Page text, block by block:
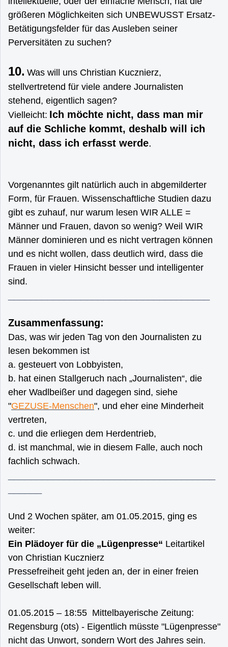
größeren Möglichkeiten sich UNBEWUSST Ersatz-
Betätigungsfelder für das Ausleben seiner
Perversitäten zu suchen?
10. Was will uns Christian Kucznierz,
stellvertretend für viele andere Journalisten
stehend, eigentlich sagen?
Vielleicht: Ich möchte nicht, dass man mir
auf die Schliche kommt, deshalb will ich
nicht, dass ich erfasst werde.
Vorgenanntes gilt natürlich auch in abgemilderter
Form, für Frauen. Wissenschaftliche Studien dazu
gibt es zuhauf, nur warum lesen WIR ALLE =
Männer und Frauen, davon so wenig? Weil WIR
Männer dominieren und es nicht vertragen können
und es nicht wollen, dass deutlich wird, dass die
Frauen in vieler Hinsicht besser und intelligenter
sind.
Zusammenfassung:
Das, was wir jeden Tag von den Journalisten zu
lesen bekommen ist
a. gesteuert von Lobbyisten,
b. hat einen Stallgeruch nach „Journalisten“, die
eher Wadlbeißer und dagegen sind, siehe
"GEZUSE-Menschen", und eher eine Minderheit
vertreten,
c. und die erliegen dem Herdentrieb,
d. ist manchmal, wie in diesem Falle, auch noch
fachlich schwach.
Und 2 Wochen später, am 01.05.2015, ging es
weiter:
Ein Plädoyer für die „Lügenpresse“ Leitartikel
von Christian Kucznierz
Pressefreiheit geht jeden an, der in einer freien
Gesellschaft leben will.
01.05.2015 – 18:55 Mittelbayerische Zeitung:
Regensburg (ots) - Eigentlich müsste "Lügenpresse"
nicht das Unwort, sondern Wort des Jahres sein.